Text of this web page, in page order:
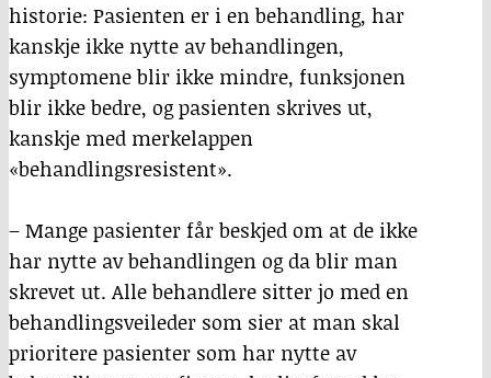
historie: Pasienten er i en behandling, har
kanskje ikke nytte av behandlingen,
symptomene blir ikke mindre, funksjonen
blir ikke bedre, og pasienten skrives ut,
kanskje med merkelappen
«behandlingsresistent».
– Mange pasienter får beskjed om at de ikke
har nytte av behandlingen og da blir man
skrevet ut. Alle behandlere sitter jo med en
behandlingsveileder som sier at man skal
prioritere pasienter som har nytte av